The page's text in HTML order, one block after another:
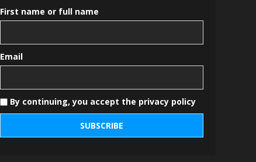
First name or full name
Email
By continuing, you accept the privacy policy